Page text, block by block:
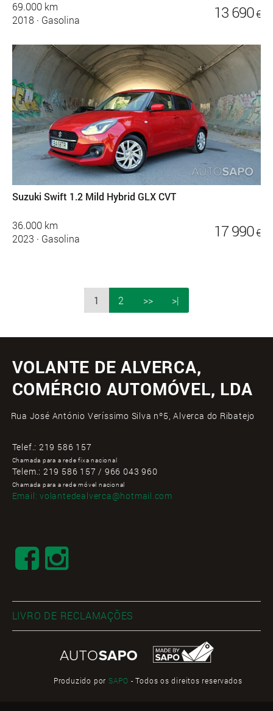
69.000 km
2018 · Gasolina 13 690 €
Suzuki Swift 1.2 Mild Hybrid GLX CVT
36.000 km
2023 · Gasolina 17 990 €
1 2 >> >|
VOLANTE DE ALVERCA,
COMÉRCIO AUTOMÓVEL, LDA
Rua José António Veríssimo Silva nº5, Alverca do Ribatejo
Telef.: 219 586 157
Chamada para a rede fixa nacional
Telem.: 219 586 157 / 966 043 960
Chamada para a rede móvel nacional
Email:volantedealverca@hotmail.com
LIVRO DE RECLAMAÇÕES
Produzido por SAPO - Todos os direitos reservados